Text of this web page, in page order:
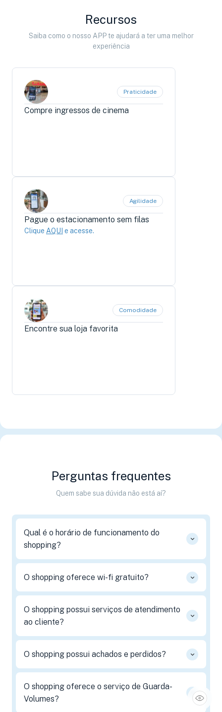
Recursos
Saiba como o nosso APP te ajudará a ter uma melhor
experiência
Praticidade
Compre ingressos de cinema
Agilidade
Pague o estacionamento sem filas
Clique AQUI e acesse.
Comodidade
Encontre sua loja favorita
Perguntas frequentes
Quem sabe sua dúvida não está aí?
Qual é o horário de funcionamento do
shopping?
O shopping oferece wi-fi gratuito?
O shopping possui serviços de atendimento
ao cliente?
O shopping possui achados e perdidos?
O shopping oferece o serviço de Guarda-
Volumes?